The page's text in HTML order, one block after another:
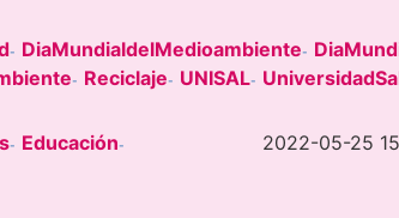
- DiaMundialdelMedioambiente-
- Reciclaje- UNISAL-
- Educación- 2022-05-25